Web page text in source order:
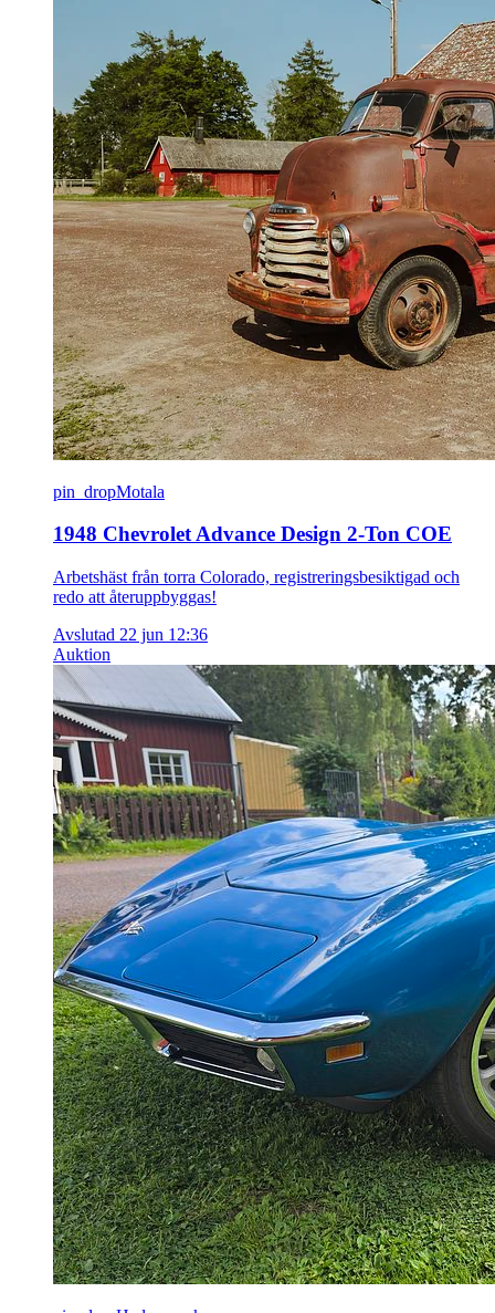
pin_dropMotala
1948 Chevrolet Advance Design 2-Ton COE
Arbetshäst från torra Colorado, registreringsbesiktigad och
redo att återuppbyggas!
Avslutad 22 jun 12:36
Auktion